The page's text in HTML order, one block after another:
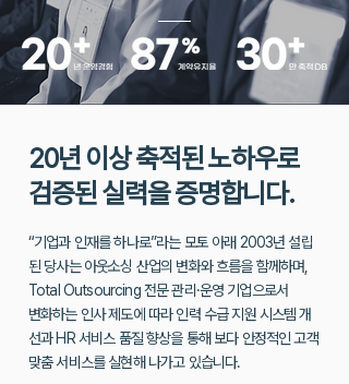
20년 이상 축적된 노하우로
검증된 실력을 증명합니다.
“기업과 인재를 하나로”라는 모토 아래 2003년 설립
된 당사는 아웃소싱 산업의 변화와 흐름을 함께하며,
Total Outsourcing 전문 관리·운영 기업으로서
변화하는 인사 제도에 따라 인력 수급 지원 시스템 개
선과 HR 서비스 품질 향상을 통해 보다 안정적인 고객
맞춤 서비스를 실현해 나가고 있습니다.